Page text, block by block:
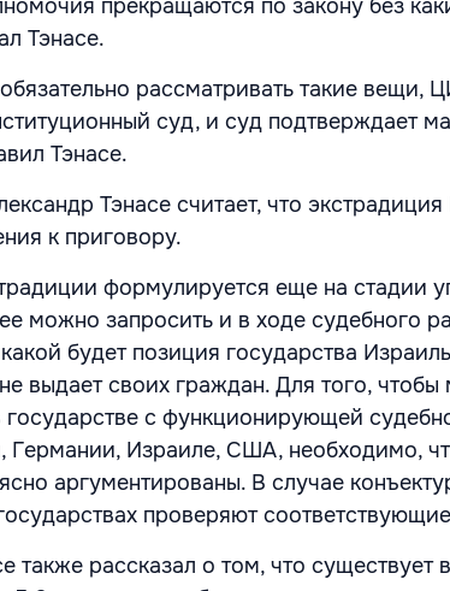
прекращаются по закону без
Тэнасе.
рассматривать такие вещи,
суд, и суд подтверждает
Тэнасе.
Тэнасе считает, что
к приговору.
формулируется еще на стадии
можно запросить и в ходе судебного
будет позиция государства
выдает своих граждан. Для того,
с функционирующей
Германии, Израиле, США, необходимо,
аргументированы. В случае
проверяют
также рассказал о том, что существует